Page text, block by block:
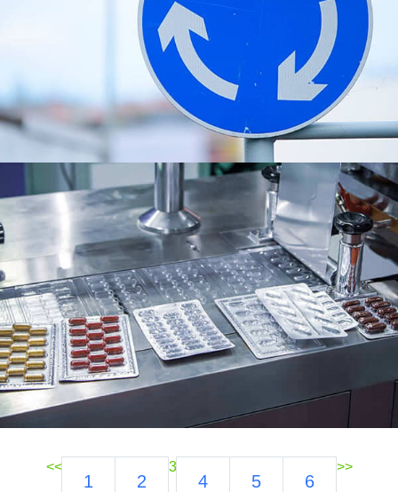
8011 Papel de aluminio para envases farmacéuticos.
Cubre su composición, propiedades, aplicaciones,
ventajas, procesos de producción, y sostenibilidad
ambiental.
<<
1 2
3
4 5 6
>>